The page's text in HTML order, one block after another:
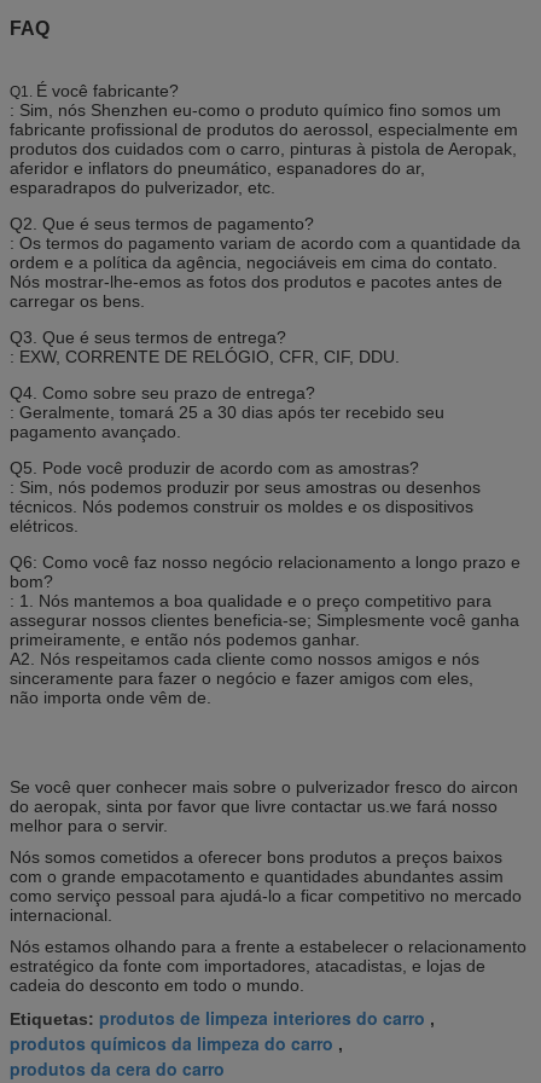
FAQ
Q1. É você fabricante?
: Sim, nós Shenzhen eu-como o produto químico fino somos um
fabricante profissional de produtos do aerossol, especialmente em
produtos dos cuidados com o carro, pinturas à pistola de Aeropak,
aferidor e inflators do pneumático, espanadores do ar,
esparadrapos do pulverizador, etc.
Q2. Que é seus termos de pagamento?
: Os termos do pagamento variam de acordo com a quantidade da
ordem e a política da agência, negociáveis em cima do contato.
Nós mostrar-lhe-emos as fotos dos produtos e pacotes antes de
carregar os bens.
Q3. Que é seus termos de entrega?
: EXW, CORRENTE DE RELÓGIO, CFR, CIF, DDU.
Q4. Como sobre seu prazo de entrega?
: Geralmente, tomará 25 a 30 dias após ter recebido seu
pagamento avançado.
Q5. Pode você produzir de acordo com as amostras?
: Sim, nós podemos produzir por seus amostras ou desenhos
técnicos. Nós podemos construir os moldes e os dispositivos
elétricos.
Q6: Como você faz nosso negócio relacionamento a longo prazo e
bom?
: 1. Nós mantemos a boa qualidade e o preço competitivo para
assegurar nossos clientes beneficia-se; Simplesmente você ganha
primeiramente, e então nós podemos ganhar.
A2. Nós respeitamos cada cliente como nossos amigos e nós
sinceramente para fazer o negócio e fazer amigos com eles,
não importa onde vêm de.
Se você quer conhecer mais sobre o pulverizador fresco do aircon
do aeropak, sinta por favor que livre contactar us.we fará nosso
melhor para o servir.
Nós somos cometidos a oferecer bons produtos a preços baixos
com o grande empacotamento e quantidades abundantes assim
como serviço pessoal para ajudá-lo a ficar competitivo no mercado
internacional.
Nós estamos olhando para a frente a estabelecer o relacionamento
estratégico da fonte com importadores, atacadistas, e lojas de
cadeia do desconto em todo o mundo.
Etiquetas: produtos de limpeza interiores do carro ,
produtos químicos da limpeza do carro ,
produtos da cera do carro